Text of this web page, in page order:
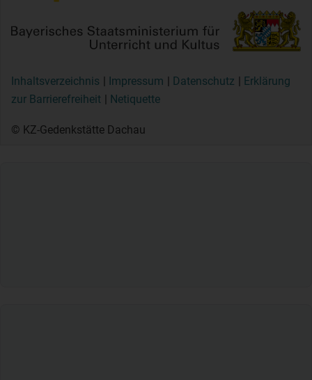
Inhaltsverzeichnis Impressum Datenschutz
Erklärung
zur Barrierefreiheit
Netiquette
© KZ-Gedenkstätte Dachau